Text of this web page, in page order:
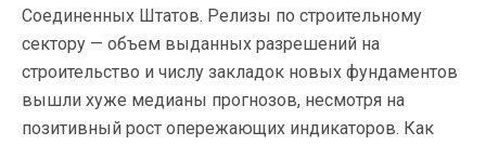
Соединенных Штатов. Релизы по строительному
сектору — объем выданных разрешений на
строительство и числу закладок новых фундаментов
вышли хуже медианы прогнозов, несмотря на
позитивный рост опережающих индикаторов. Как